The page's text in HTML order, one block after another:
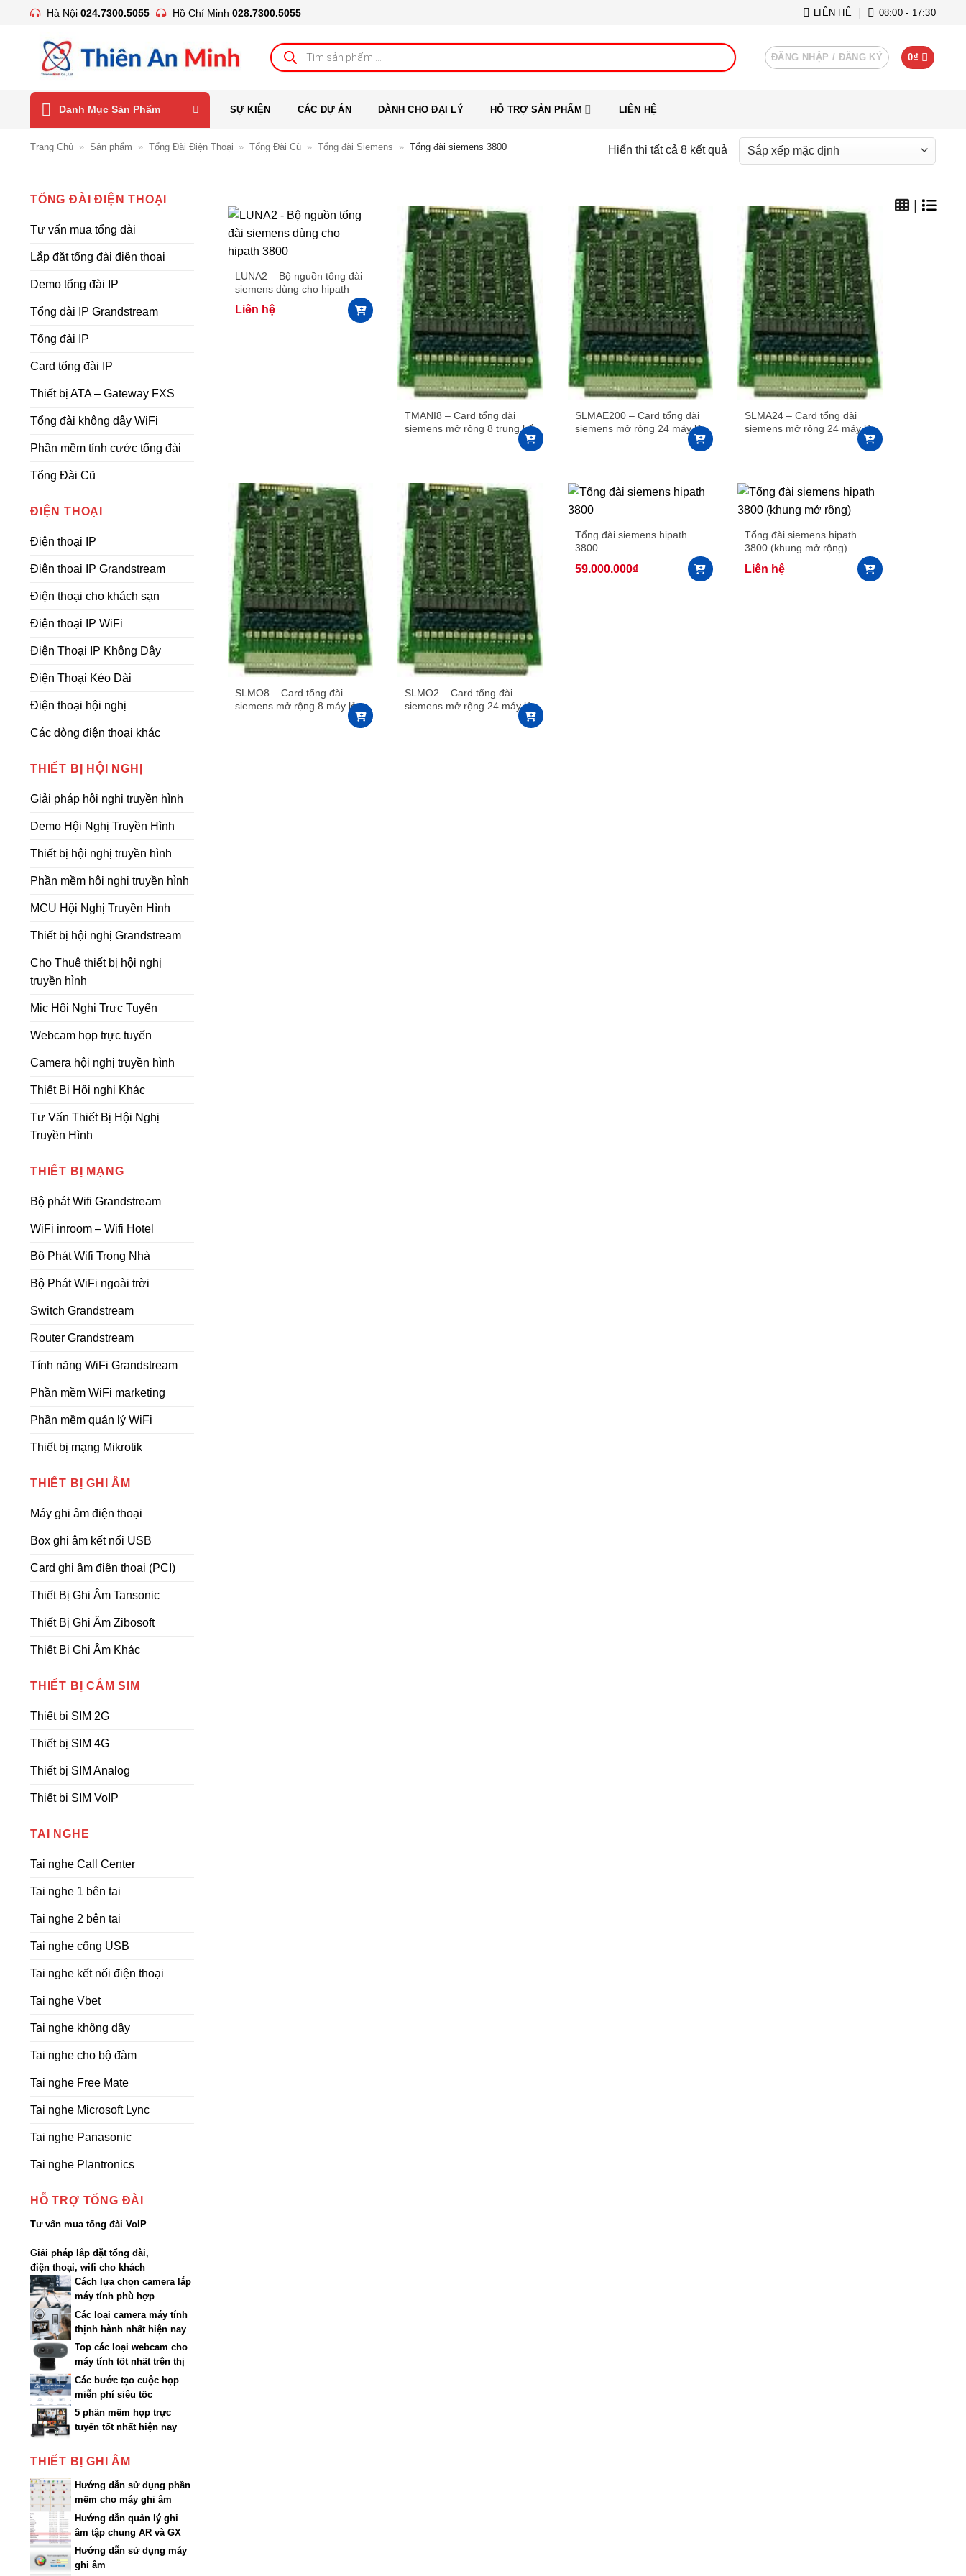
Hà Nội 024.7300.5055 Hồ Chí Minh 028.7300.5055 LIÊN HỆ 08:00 - 17:30
Tìm
kiếm
sản
phẩm
ĐĂNG NHẬP / ĐĂNG KÝ 0₫
Danh Mục Sản Phẩm SỰ KIỆN CÁC DỰ ÁN DÀNH CHO ĐẠI LÝ HỖ TRỢ SẢN PHẨM LIÊN HỆ
Trang Chủ » Sản phẩm » Tổng Đài Điện Thoại » Tổng Đài Cũ » Tổng đài Siemens » Tổng đài siemens 3800 Hiển thị tất cả 8 kết quả
TỔNG ĐÀI ĐIỆN THOẠI
Tư vấn mua tổng đài
Lắp đặt tổng đài điện thoại
Demo tổng đài IP
Tổng đài IP Grandstream
Tổng đài IP
Card tổng đài IP
Thiết bị ATA – Gateway FXS
Tổng đài không dây WiFi
Phần mềm tính cước tổng đài
Tổng Đài Cũ
ĐIỆN THOẠI
Điện thoại IP
Điện thoại IP Grandstream
Điện thoại cho khách sạn
Điện thoại IP WiFi
Điện Thoại IP Không Dây
Điện Thoại Kéo Dài
Điện thoại hội nghị
Các dòng điện thoại khác
THIẾT BỊ HỘI NGHỊ
Giải pháp hội nghị truyền hình
Demo Hội Nghị Truyền Hình
Thiết bị hội nghị truyền hình
Phần mềm hội nghị truyền hình
MCU Hội Nghị Truyền Hình
Thiết bị hội nghị Grandstream
Cho Thuê thiết bị hội nghị
truyền hình
Mic Hội Nghị Trực Tuyến
Webcam họp trực tuyến
Camera hội nghị truyền hình
Thiết Bị Hội nghị Khác
Tư Vấn Thiết Bị Hội Nghị
Truyền Hình
THIẾT BỊ MẠNG
Bộ phát Wifi Grandstream
WiFi inroom – Wifi Hotel
Bộ Phát Wifi Trong Nhà
Bộ Phát WiFi ngoài trời
Switch Grandstream
Router Grandstream
Tính năng WiFi Grandstream
Phần mềm WiFi marketing
Phần mềm quản lý WiFi
Thiết bị mạng Mikrotik
THIẾT BỊ GHI ÂM
Máy ghi âm điện thoại
Box ghi âm kết nối USB
Card ghi âm điện thoại (PCI)
Thiết Bị Ghi Âm Tansonic
Thiết Bị Ghi Âm Zibosoft
Thiết Bị Ghi Âm Khác
THIẾT BỊ CẮM SIM
Thiết bị SIM 2G
Thiết bị SIM 4G
Thiết bị SIM Analog
Thiết bị SIM VoIP
TAI NGHE
Tai nghe Call Center
Tai nghe 1 bên tai
Tai nghe 2 bên tai
Tai nghe cổng USB
Tai nghe kết nối điện thoại
Tai nghe Vbet
Tai nghe không dây
Tai nghe cho bộ đàm
Tai nghe Free Mate
Tai nghe Microsoft Lync
Tai nghe Panasonic
Tai nghe Plantronics
HỖ TRỢ TỔNG ĐÀI
Tư vấn mua tổng đài VoIP
Giải pháp lắp đặt tổng đài,
điện thoại, wifi cho khách
sạn
Cách lựa chọn camera lắp
máy tính phù hợp
Các loại camera máy tính
thịnh hành nhất hiện nay
Top các loại webcam cho
máy tính tốt nhất trên thị
trường
Các bước tạo cuộc họp
miễn phí siêu tốc
5 phần mềm họp trực
tuyến tốt nhất hiện nay
THIẾT BỊ GHI ÂM
Hướng dẫn sử dụng phần
mềm cho máy ghi âm
AR200…AR3200
Hướng dẫn quản lý ghi
âm tập chung AR và GX
qua Web
Hướng dẫn sử dụng máy
ghi âm
LUNA2 – Bộ nguồn tổng đài
siemens dùng cho hipath
3800
Liên hệ
TMANI8 – Card tổng đài
siemens mở rộng 8 trung kế
SLMAE200 – Card tổng đài
siemens mở rộng 24 máy lẻ
SLMA24 – Card tổng đài
siemens mở rộng 24 máy lẻ
SLMO8 – Card tổng đài
siemens mở rộng 8 máy lẻ
SLMO2 – Card tổng đài
siemens mở rộng 24 máy lẻ
Tổng đài siemens hipath
3800
59.000.000₫
Tổng đài siemens hipath
3800 (khung mở rộng)
Liên hệ